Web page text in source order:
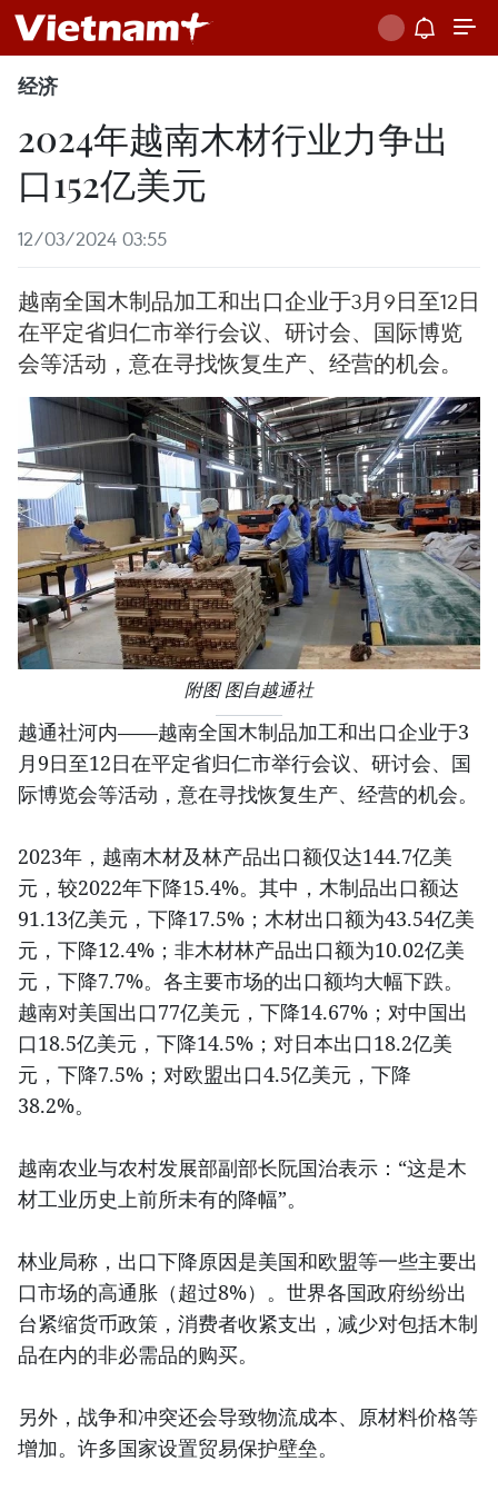
经济
2024年越南木材行业力争出
口152亿美元
12/03/2024 03:55
越南全国木制品加工和出口企业于3月9日至12日
在平定省归仁市举行会议、研讨会、国际博览
会等活动，意在寻找恢复生产、经营的机会。
附图 图自越通社
越通社河内——越南全国木制品加工和出口企业于3
月9日至12日在平定省归仁市举行会议、研讨会、国
际博览会等活动，意在寻找恢复生产、经营的机会。
2023年，越南木材及林产品出口额仅达144.7亿美
元，较2022年下降15.4%。其中，木制品出口额达
91.13亿美元，下降17.5%；木材出口额为43.54亿美
元，下降12.4%；非木材林产品出口额为10.02亿美
元，下降7.7%。各主要市场的出口额均大幅下跌。
越南对美国出口77亿美元，下降14.67%；对中国出
口18.5亿美元，下降14.5%；对日本出口18.2亿美
元，下降7.5%；对欧盟出口4.5亿美元，下降
38.2%。
越南农业与农村发展部副部长阮国治表示：“这是木
材工业历史上前所未有的降幅”。
林业局称，出口下降原因是美国和欧盟等一些主要出
口市场的高通胀（超过8%）。世界各国政府纷纷出
台紧缩货币政策，消费者收紧支出，减少对包括木制
品在内的非必需品的购买。
另外，战争和冲突还会导致物流成本、原材料价格等
增加。许多国家设置贸易保护壁垒。